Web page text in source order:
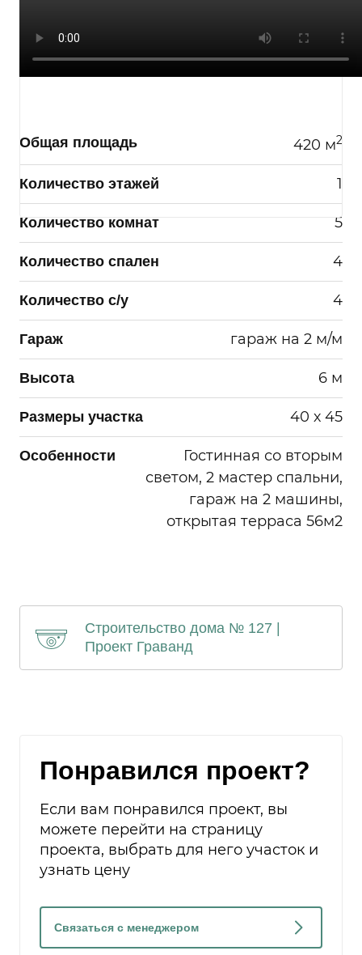
Общая площадь 420 м2
Количество этажей 1
Количество комнат 5
Количество спален 4
Количество с/у 4
Гараж гараж на 2 м/м
Высота 6 м
Размеры участка 40 х 45
Особенности
Гостинная со вторым
светом, 2 мастер спальни,
гараж на 2 машины,
открытая терраса 56м2
Строительство дома № 127 |
Проект Граванд
Понравился проект?
Если вам понравился проект, вы
можете перейти на страницу
проекта, выбрать для него участок и
узнать цену
Связаться с менеджером
Отправить